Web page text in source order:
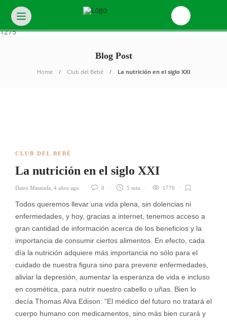
Warning: Invalid argument supplied for foreach() in
/var/www/html/wp-
content/plugins/unyson/framework/helpers/general.php
1275
Blog Post
Home Club del Bebé La nutrición en el siglo XXI
CLUB DEL BEBÉ
La nutrición en el siglo XXI
Dairo Masmela 4 años ago 0 5 min 1770
Todos queremos llevar una vida plena, sin dolencias ni
enfermedades, y hoy, gracias a internet, tenemos acceso a
gran cantidad de información acerca de los beneficios y la
importancia de consumir ciertos alimentos. En efecto, cada
día la nutrición adquiere más importancia no sólo para el
cuidado de nuestra figura sino para prevenir enfermedades,
aliviar la depresión, aumentar la esperanza de vida e incluso
en cosmética, para nutrir nuestro cabello o uñas. Bien lo
decía Thomas Alva Edison: “El médico del futuro no tratará el
cuerpo humano con medicamentos, sino más bien curará y